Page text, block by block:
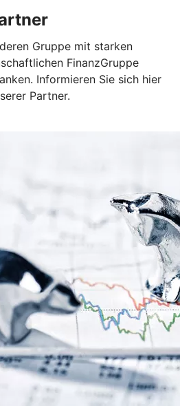
Gruppe mit starken
FinanzGruppe
Informieren Sie sich hier
Partner.